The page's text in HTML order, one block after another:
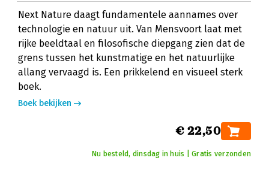
Next Nature daagt fundamentele aannames over
technologie en natuur uit. Van Mensvoort laat met
rijke beeldtaal en filosofische diepgang zien dat de
grens tussen het kunstmatige en het natuurlijke
allang vervaagd is. Een prikkelend en visueel sterk
boek.
Boek bekijken
€ 22,50
Nu besteld, dinsdag in huis | Gratis verzonden